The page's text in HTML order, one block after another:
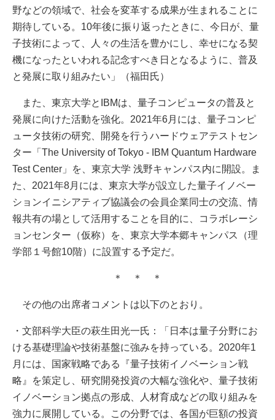
野などの領域で、社会を変革する成果が生まれることに
期待している。10年後に振り返ったときに、今日が、量
子技術によって、人々の生活を豊かにし、幸せになる契
機になったといわれる記念すべき日となるように、普及
と発展に取り組みたい」（福田氏）
また、東京大学とIBMは、量子コンピュータの普及と
発展に向けた活動を強化。2021年6月には、量子コンピ
ュータ技術の研究、開発を行うハードウェアテストセン
ター「The University of Tokyo - IBM Quantum Hardware
Test Center」を、東京大学 浅野キャンパス内に開設。ま
た、2021年8月には、東京大学が設立した量子イノベー
ションイニシアティブ協議会の会員企業同士の交流、情
報共有の場として活用することを目的に、コラボレーシ
ョンセンター（仮称）を、東京大学本郷キャンパス（理
学部１号館10階）に設置する予定だ。
＊ ＊ ＊
その他の出席者コメントは以下のとおり。
・文部科学大臣の萩生田光一氏：「日本は量子分野にお
ける基礎理論や技術基盤に強みを持っている。2020年1
月には、国家戦略である『量子技術イノベーション戦
略』を策定し、研究開発投資の大幅な強化や、量子技術
イノベーション拠点の形成、人材育成などの取り組みを
強力に展開している。この分野では、各国が巨額の投資